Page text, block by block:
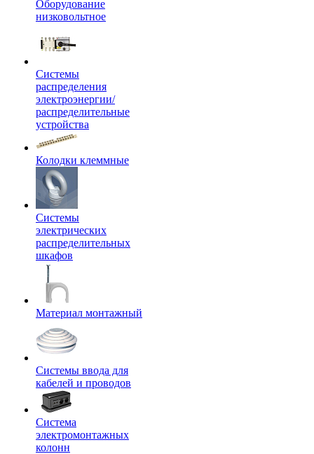
Оборудование
низковольтное
Системы
распределения
электроэнергии/
распределительные
устройства
Колодки клеммные
Системы
электрических
распределительных
шкафов
Материал монтажный
Системы ввода для
кабелей и проводов
Система
электромонтажных
колонн